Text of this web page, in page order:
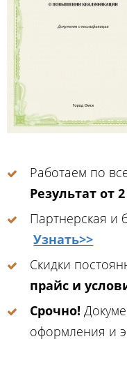
Работаем по
Результат от
Партнерская и
Узнать>>
Скидки
прайс и
Срочно!
оформления и